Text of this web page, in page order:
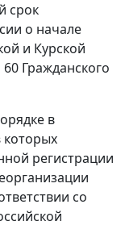
срок
о начале
и Курской
Гражданского
в
которых
регистрации
со